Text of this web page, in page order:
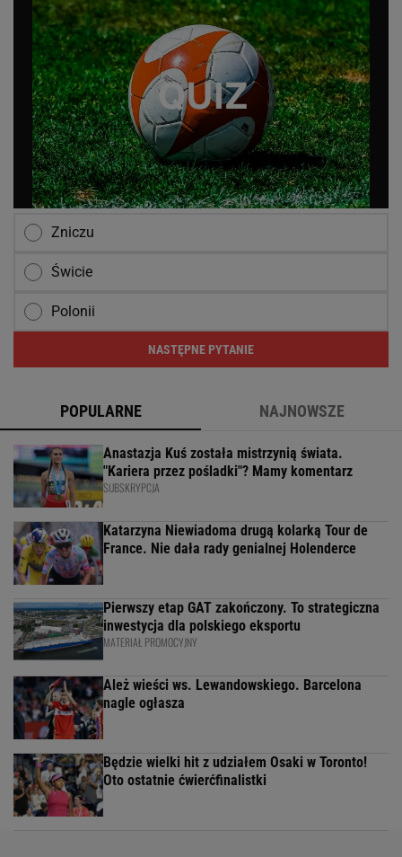
Zniczu
Świcie
Polonii
NASTĘPNE PYTANIE
POPULARNE NAJNOWSZE
Anastazja Kuś została mistrzynią świata.
"Kariera przez pośladki"? Mamy komentarz
SUBSKRYPCJA
Katarzyna Niewiadoma drugą kolarką Tour de
France. Nie dała rady genialnej Holenderce
Pierwszy etap GAT zakończony. To strategiczna
inwestycja dla polskiego eksportu
MATERIAŁ PROMOCYJNY
Ależ wieści ws. Lewandowskiego. Barcelona
nagle ogłasza
Będzie wielki hit z udziałem Osaki w Toronto!
Oto ostatnie ćwierćfinalistki